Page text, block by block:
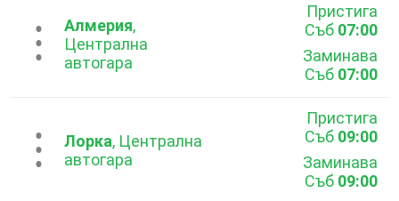
...Алмерия,
Централна
автогара
Пристига
Съб 07:00
Заминава
Съб 07:00
...Лорка, Централна
автогара
Пристига
Съб 09:00
Заминава
Съб 09:00